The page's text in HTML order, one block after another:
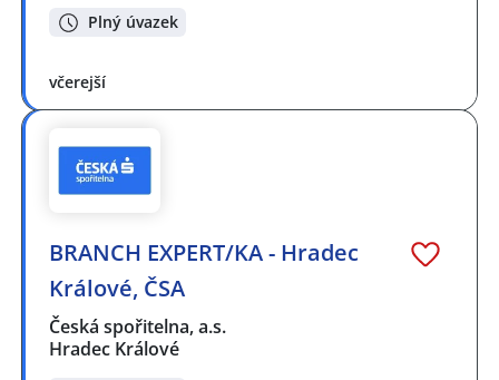
Plný úvazek
včerejší
BRANCH EXPERT/KA - Hradec
Králové, ČSA
Česká spořitelna, a.s.
Hradec Králové